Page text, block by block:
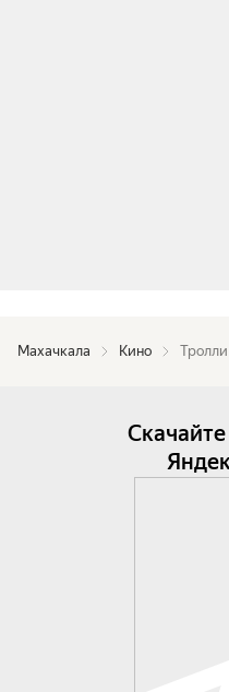
Махачкала Кино